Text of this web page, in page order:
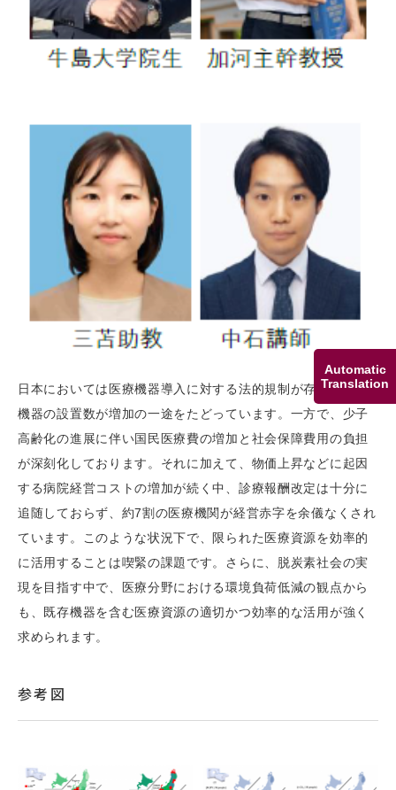
Automatic
Translation
日本においては医療機器導入に対する法的規制が存在せず、
機器の設置数が増加の一途をたどっています。一方で、少子
高齢化の進展に伴い国民医療費の増加と社会保障費用の負担
が深刻化しております。それに加えて、物価上昇などに起因
する病院経営コストの増加が続く中、診療報酬改定は十分に
追随しておらず、約7割の医療機関が経営赤字を余儀なくされ
ています。このような状況下で、限られた医療資源を効率的
に活用することは喫緊の課題です。さらに、脱炭素社会の実
現を目指す中で、医療分野における環境負荷低減の観点から
も、既存機器を含む医療資源の適切かつ効率的な活用が強く
求められます。
参考図